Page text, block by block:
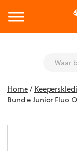
content
Home/
Bundle Junior Fluo